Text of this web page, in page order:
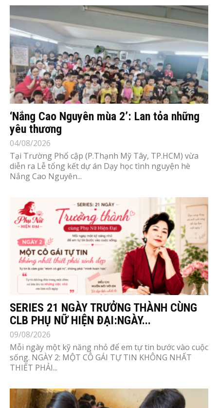
‘Nắng Cao Nguyên mùa 2’: Lan tỏa những
yêu thương
04/08/2026
Tại Trường Phổ cập (P.Thạnh Mỹ Tây, TP.HCM) vừa
diễn ra Lễ tổng kết dự án Dạy học tình nguyện hè
Nắng Cao Nguyên...
SERIES 21 NGÀY TRƯỞNG THÀNH CÙNG
CLB PHỤ NỮ HIỆN ĐẠI:NGÀY...
09/08/2026
Mỗi ngày một kỹ năng nhỏ để em tự tin bước vào cuộc
sống. NGÀY 2: MỘT CÔ GÁI TỰ TIN KHÔNG NHẤT
THIẾT PHẢI...